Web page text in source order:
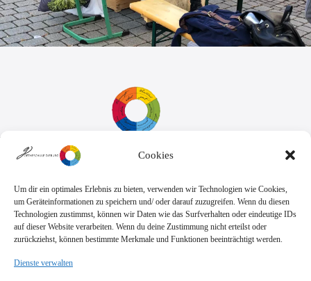
Cookies
Um dir ein optimales Erlebnis zu bieten, verwenden wir Technologien wie Cookies,
um Geräteinformationen zu speichern und/ oder darauf zuzugreifen. Wenn du diesen
Technologien zustimmst, können wir Daten wie das Surfverhalten oder eindeutige IDs
auf dieser Website verarbeiten. Wenn du deine Zustimmung nicht erteilst oder
zurückziehst, können bestimmte Merkmale und Funktionen beeinträchtigt werden.
Dienste verwalten
Sekretariat:
Freitag: 7.45 Uhr bis 13.00 Uhr
E-Mail:
sekretariat@goethe.schule
Telefon
+49 6071 9888 0
Fax
+49 6071 9888 50